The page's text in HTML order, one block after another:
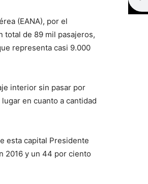
(EANA), por el
total de 89 mil pasajeros,
representa casi 9.000
interior sin pasar por
en cuanto a cantidad
esta capital Presidente
2016 y un 44 por ciento